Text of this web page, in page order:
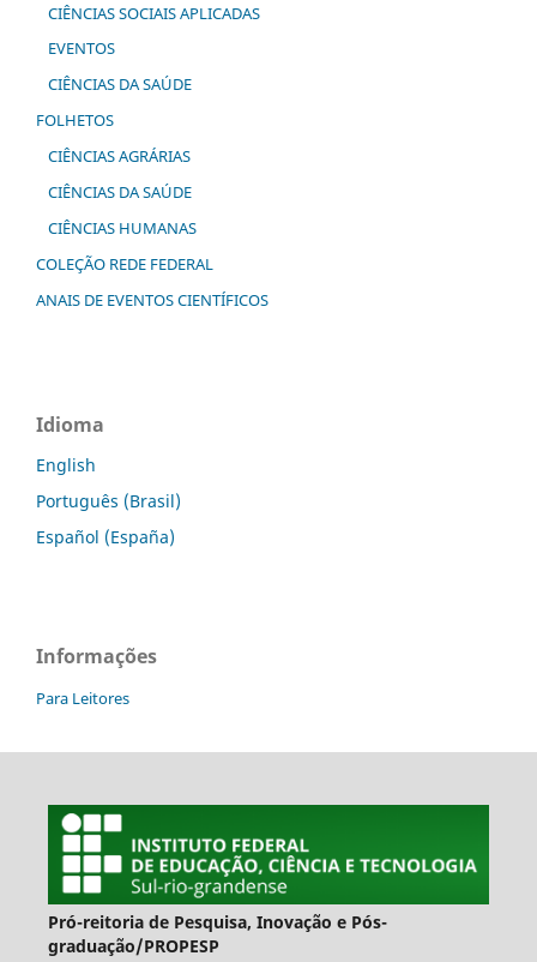
CIÊNCIAS SOCIAIS APLICADAS
EVENTOS
CIÊNCIAS DA SAÚDE
FOLHETOS
CIÊNCIAS AGRÁRIAS
CIÊNCIAS DA SAÚDE
CIÊNCIAS HUMANAS
COLEÇÃO REDE FEDERAL
ANAIS DE EVENTOS CIENTÍFICOS
Idioma
English
Português (Brasil)
Español (España)
Informações
Para Leitores
Pró-reitoria de Pesquisa, Inovação e Pós-
graduação/PROPESP